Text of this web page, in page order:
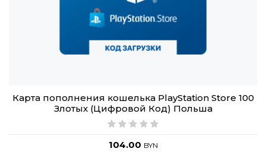
Карта пополнения кошелька PlayStation Store 100
Злотых (Цифровой Код) Польша
104.00 BYN